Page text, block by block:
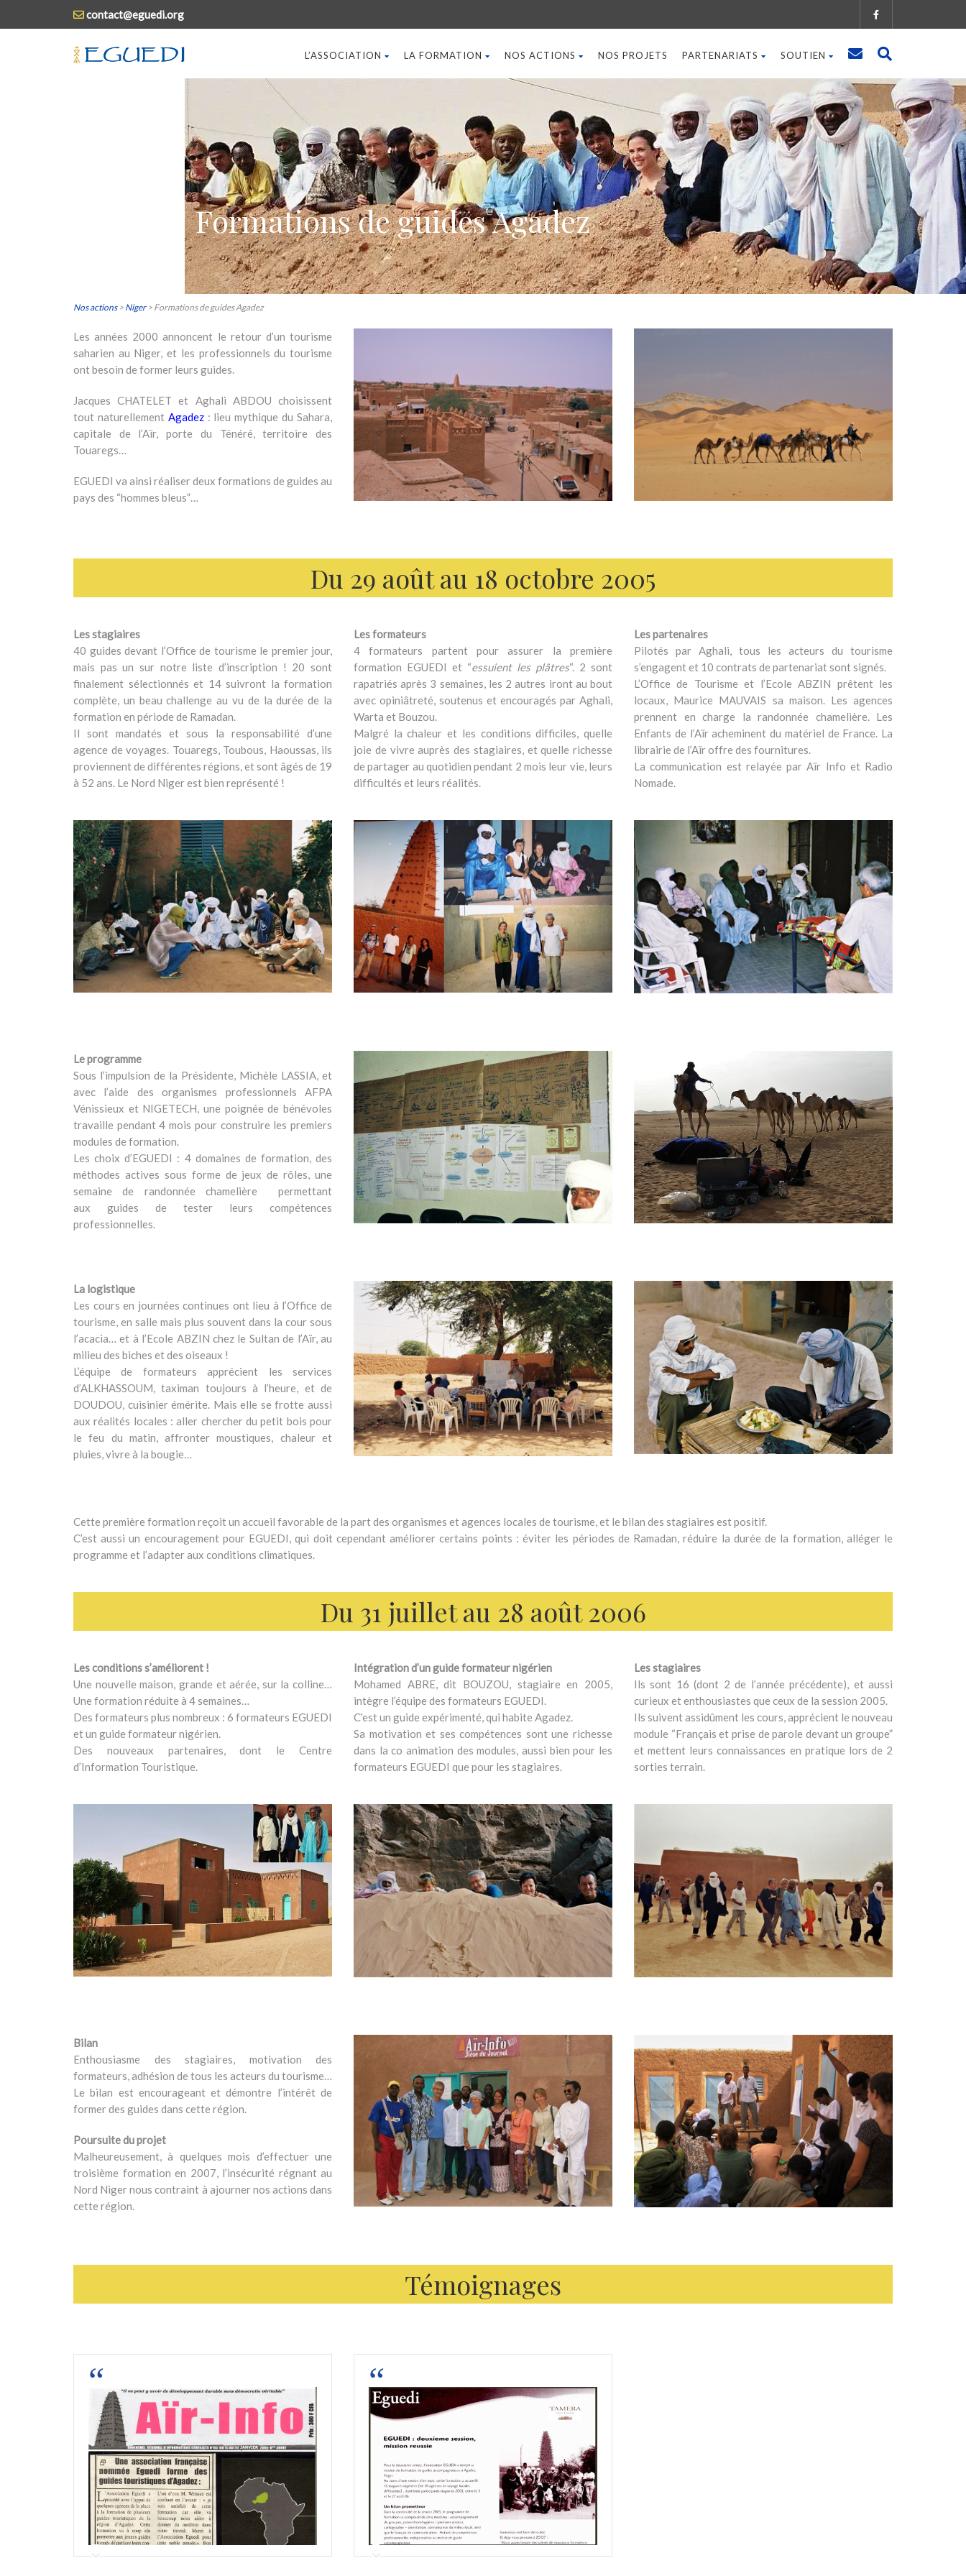
contact@eguedi.org
L’ASSOCIATION LA FORMATION NOS ACTIONS NOS PROJETS PARTENARIATS SOUTIEN
Formations de guides Agadez
Nos actions> Niger> Formations de guides Agadez
Les années 2000 annoncent le retour d’un tourisme
saharien au Niger, et les professionnels du tourisme
ont besoin de former leurs guides.
Jacques CHATELET et Aghali ABDOU choisissent
tout naturellement Agadez: lieu mythique du Sahara,
capitale de l’Aïr, porte du Ténéré, territoire des
Touaregs…
EGUEDI va ainsi réaliser deux formations de guides au
pays des “hommes bleus”…
Du 29 août au 18 octobre 2005
Les stagiaires
40 guides devant l’Office de tourisme le premier jour,
mais pas un sur notre liste d’inscription ! 20 sont
finalement sélectionnés et 14 suivront la formation
complète, un beau challenge au vu de la durée de la
formation en période de Ramadan.
Il sont mandatés et sous la responsabilité d’une
agence de voyages. Touaregs, Toubous, Haoussas, ils
proviennent de différentes régions, et sont âgés de 19
à 52 ans. Le Nord Niger est bien représenté !
Les formateurs
4 formateurs partent pour assurer la première
formation EGUEDI et “essuient les plâtres“. 2 sont
rapatriés après 3 semaines, les 2 autres iront au bout
avec opiniâtreté, soutenus et encouragés par Aghali,
Warta et Bouzou.
Malgré la chaleur et les conditions difficiles, quelle
joie de vivre auprès des stagiaires, et quelle richesse
de partager au quotidien pendant 2 mois leur vie, leurs
difficultés et leurs réalités.
Les partenaires
Pilotés par Aghali, tous les acteurs du tourisme
s’engagent et 10 contrats de partenariat sont signés.
L’Office de Tourisme et l’Ecole ABZIN prêtent les
locaux, Maurice MAUVAIS sa maison. Les agences
prennent en charge la randonnée chamelière. Les
Enfants de l’Aïr acheminent du matériel de France. La
librairie de l’Aïr offre des fournitures.
La communication est relayée par Aïr Info et Radio
Nomade.
Le programme
Sous l’impulsion de la Présidente, Michèle LASSIA, et
avec l’aide des organismes professionnels AFPA
Vénissieux et NIGETECH, une poignée de bénévoles
travaille pendant 4 mois pour construire les premiers
modules de formation.
Les choix d’EGUEDI : 4 domaines de formation, des
méthodes actives sous forme de jeux de rôles, une
semaine de randonnée chamelière permettant
aux guides de tester leurs compétences
professionnelles.
La logistique
Les cours en journées continues ont lieu à l’Office de
tourisme, en salle mais plus souvent dans la cour sous
l’acacia… et à l’Ecole ABZIN chez le Sultan de l’Aïr, au
milieu des biches et des oiseaux !
L’équipe de formateurs apprécient les services
d’ALKHASSOUM, taximan toujours à l’heure, et de
DOUDOU, cuisinier émérite. Mais elle se frotte aussi
aux réalités locales : aller chercher du petit bois pour
le feu du matin, affronter moustiques, chaleur et
pluies, vivre à la bougie…
Cette première formation reçoit un accueil favorable de la part des organismes et agences locales de tourisme, et le bilan des stagiaires est positif.
C’est aussi un encouragement pour EGUEDI, qui doit cependant améliorer certains points : éviter les périodes de Ramadan, réduire la durée de la formation, alléger le
programme et l’adapter aux conditions climatiques.
Du 31 juillet au 28 août 2006
Les conditions s’améliorent !
Une nouvelle maison, grande et aérée, sur la colline…
Une formation réduite à 4 semaines…
Des formateurs plus nombreux : 6 formateurs EGUEDI
et un guide formateur nigérien.
Des nouveaux partenaires, dont le Centre
d’Information Touristique.
Intégration d’un guide formateur nigérien
Mohamed ABRE, dit BOUZOU, stagiaire en 2005,
intègre l’équipe des formateurs EGUEDI.
C’est un guide expérimenté, qui habite Agadez.
Sa motivation et ses compétences sont une richesse
dans la co animation des modules, aussi bien pour les
formateurs EGUEDI que pour les stagiaires.
Les stagiaires
Ils sont 16 (dont 2 de l’année précédente), et aussi
curieux et enthousiastes que ceux de la session 2005.
Ils suivent assidûment les cours, apprécient le nouveau
module “Français et prise de parole devant un groupe”
et mettent leurs connaissances en pratique lors de 2
sorties terrain.
Bilan
Enthousiasme des stagiaires, motivation des
formateurs, adhésion de tous les acteurs du tourisme…
Le bilan est encourageant et démontre l’intérêt de
former des guides dans cette région.
Poursuite du projet
Malheureusement, à quelques mois d’effectuer une
troisième formation en 2007, l’insécurité régnant au
Nord Niger nous contraint à ajourner nos actions dans
cette région.
Témoignages